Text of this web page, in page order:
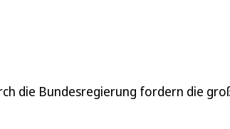
die Bundesregierung fordern die